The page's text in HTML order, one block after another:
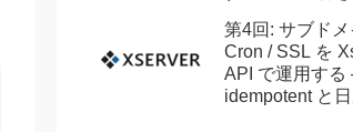
第4回: サブドメ
Cron / SSL を
API で運用す
idempotent と